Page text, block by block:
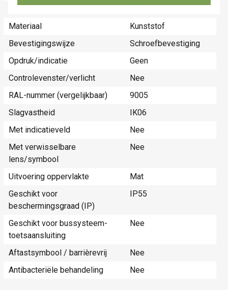
Materiaal
Kunststof
Bevestigingswijze
Schroefbevestiging
Opdruk/indicatie
Geen
Controlevenster/verlicht
Nee
RAL-nummer (vergelijkbaar)
9005
Slagvastheid
IK06
Met indicatieveld
Nee
Met verwisselbare
lens/symbool
Nee
Uitvoering oppervlakte
Mat
Geschikt voor
beschermingsgraad (IP)
IP55
Geschikt voor bussysteem-
toetsaansluiting
Nee
Aftastsymbool / barrièrevrij
Nee
Antibacteriële behandeling
Nee